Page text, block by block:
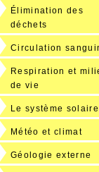
Élimination des
déchets
Circulation
Respiration et
de vie
Le système solaire
Météo et climat
Géologie externe